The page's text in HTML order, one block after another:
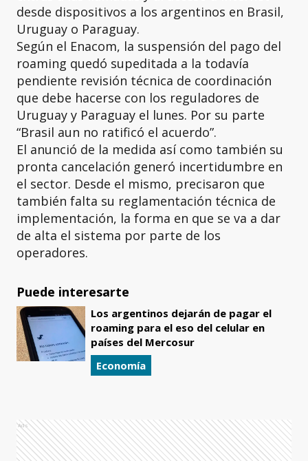
desde dispositivos a los argentinos en Brasil,
Uruguay o Paraguay.
Según el Enacom, la suspensión del pago del
roaming quedó supeditada a la todavía
pendiente revisión técnica de coordinación
que debe hacerse con los reguladores de
Uruguay y Paraguay el lunes. Por su parte
“Brasil aun no ratificó el acuerdo”.
El anunció de la medida así como también su
pronta cancelación generó incertidumbre en
el sector. Desde el mismo, precisaron que
también falta su reglamentación técnica de
implementación, la forma en que se va a dar
de alta el sistema por parte de los
operadores.
Puede interesarte
Los argentinos dejarán de pagar el
roaming para el eso del celular en
países del Mercosur
Economía
Ads